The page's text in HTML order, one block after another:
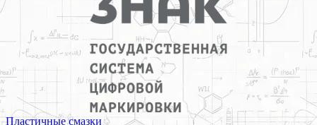
Пластичные смазки